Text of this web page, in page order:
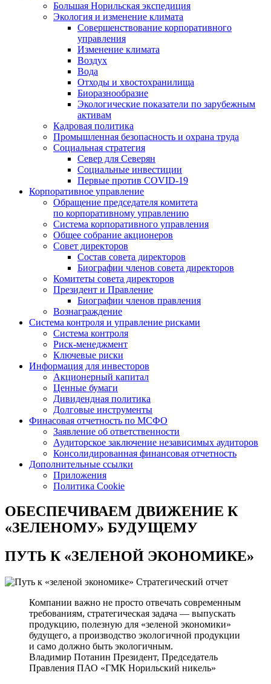
Большая Норильская экспедиция
Экология и изменение климата
Совершенствование корпоративного
управления
Изменение климата
Воздух
Вода
Отходы и хвостохранилища
Биоразнообразие
Экологические показатели по зарубежным
активам
Кадровая политика
Промышленная безопасность и охрана труда
Социальная стратегия
Север для Северян
Социальные инвестиции
Первые против COVID‑19
Корпоративное управление
Обращение председателя комитета
по корпоративному управлению
Система корпоративного управления
Общее собрание акционеров
Совет директоров
Состав совета директоров
Биографии членов совета директоров
Комитеты совета директоров
Президент и Правление
Биографии членов правления
Вознаграждение
Система контроля и управление рисками
Система контроля
Риск-менеджмент
Ключевые риски
Информация для инвесторов
Акционерный капитал
Ценные бумаги
Дивидендная политика
Долговые инструменты
Финасовая отчетность по МСФО
Заявление об ответственности
Аудиторское заключение независимых аудиторов
Консолидированная финансовая отчетность
Дополнительные ссылки
Приложения
Политика Cookie
ОБЕСПЕЧИВАЕМ ДВИЖЕНИЕ К
«ЗЕЛЕНОМУ» БУДУЩЕМУ
ПУТЬ К«ЗЕЛЕНОЙ ЭКОНОМИКЕ»
Стратегический отчет
Компании важно не просто отвечать современным
требованиям, стратегическая задача — выпускать
продукцию, полезную для «зеленой экономики»
будущего, а производство экологичной продукции
и само должно быть экологичным.
Владимир Потанин Президент, Председатель
Правления ПАО «ГМК Норильский никель»